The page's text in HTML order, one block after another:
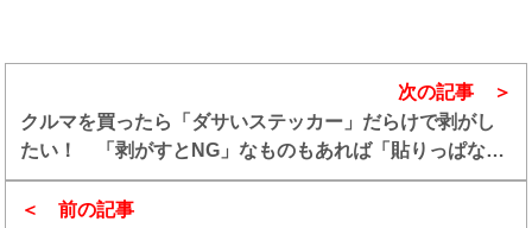
前の記事
次の記事
クルマを買ったら「ダサいステッカー」だらけで剥がし
たい！ 「剥がすとNG」なものもあれば「貼りっぱなし
がNG」なものもあった